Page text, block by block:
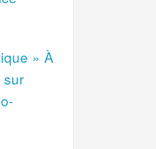
» À
sur